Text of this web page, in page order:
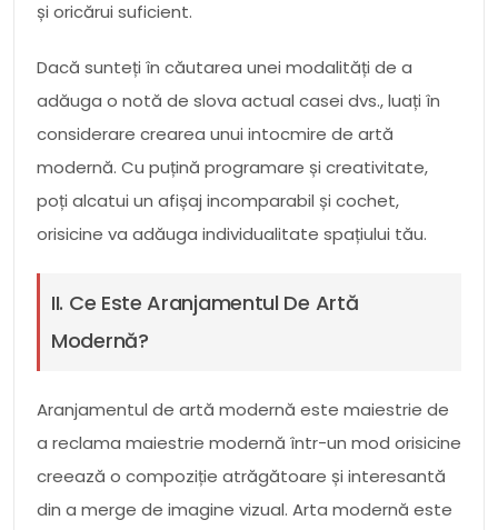
și oricărui suficient.
Dacă sunteți în căutarea unei modalități de a
adăuga o notă de slova actual casei dvs., luați în
considerare crearea unui intocmire de artă
modernă. Cu puțină programare și creativitate,
poți alcatui un afișaj incomparabil și cochet,
orisicine va adăuga individualitate spațiului tău.
II. Ce Este Aranjamentul De Artă
Modernă?
Aranjamentul de artă modernă este maiestrie de
a reclama maiestrie modernă într-un mod orisicine
creează o compoziție atrăgătoare și interesantă
din a merge de imagine vizual. Arta modernă este